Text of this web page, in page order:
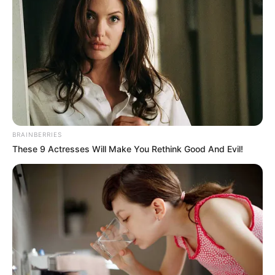
πρώτη στιγμή οι γονείς τους, που ήδη έχουν
καταθέσει όλα όσα γνωρίζουν, στους άντρες
της αστυνομίας.
Έχασε την ισορροπία του και έπεσε στο
Το πρώτο περιστατικό έγινε το μεσημέρι της
BRAINBERRIES
These 9 Actresses Will Make You Rethink Good And Evil!